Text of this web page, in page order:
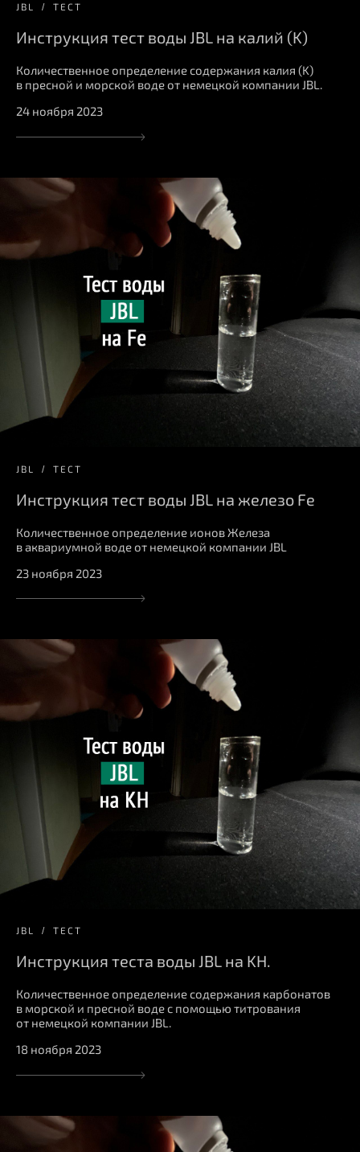
JBL ТЕСТ
Инструкция тест воды JBL на калий (K)
Количественное определение содержания калия (K)
в пресной и морской воде от немецкой компании JBL.
24 ноября 2023
JBL ТЕСТ
Инструкция тест воды JBL на железо Fe
Количественное определение ионов Железа
в аквариумной воде от немецкой компании JBL
23 ноября 2023
JBL ТЕСТ
Инструкция теста воды JBL на KH.
Количественное определение содержания карбонатов
в морской и пресной воде с помощью титрования
от немецкой компании JBL.
18 ноября 2023